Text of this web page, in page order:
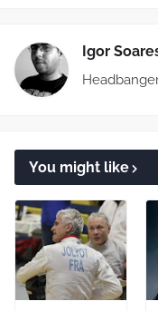
Igor
You might like